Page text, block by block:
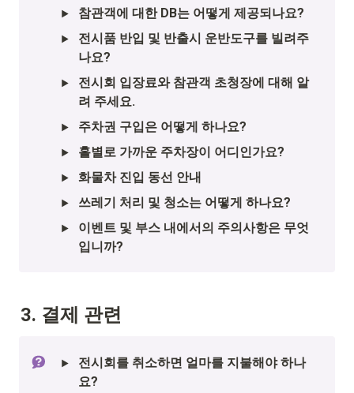
참관객에 대한 DB는 어떻게 제공되나요?
전시품 반입 및 반출시 운반도구를 빌려주
나요?
전시회 입장료와 참관객 초청장에 대해 알
려 주세요.
주차권 구입은 어떻게 하나요?
홀별로 가까운 주차장이 어디인가요?
화물차 진입 동선 안내
쓰레기 처리 및 청소는 어떻게 하나요?
이벤트 및 부스 내에서의 주의사항은 무엇
입니까?
3. 결제 관련
전시회를 취소하면 얼마를 지불해야 하나
요?